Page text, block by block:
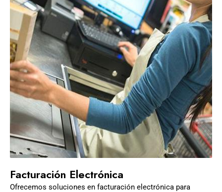
Facturación Electrónica
Ofrecemos soluciones en facturación electrónica para